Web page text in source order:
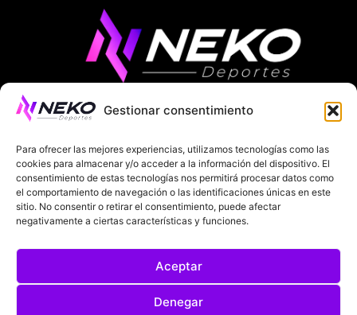
Gestionar consentimiento
Para ofrecer las mejores experiencias, utilizamos tecnologías como las
cookies para almacenar y/o acceder a la información del dispositivo. El
consentimiento de estas tecnologías nos permitirá procesar datos como
el comportamiento de navegación o las identificaciones únicas en este
sitio. No consentir o retirar el consentimiento, puede afectar
negativamente a ciertas características y funciones.
Aceptar
Denegar
ÚLTIMAS NOTICIAS COMPETICIONES EUROPEAS
LA LIGA MUNDIAL 2026 FÚTBOL INTERNACIONAL
SOBRE NOSOTROS
POLÍTICA DE PRIVACIDAD
POLÍTICA DE COOKIES